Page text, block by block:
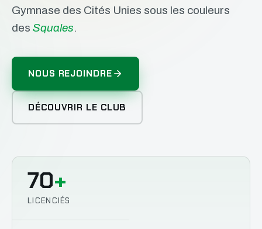
Gymnase des Cités Unies sous les couleurs
des Squales.
NOUS REJOINDRE
DÉCOUVRIR LE CLUB
70+
LICENCIÉS